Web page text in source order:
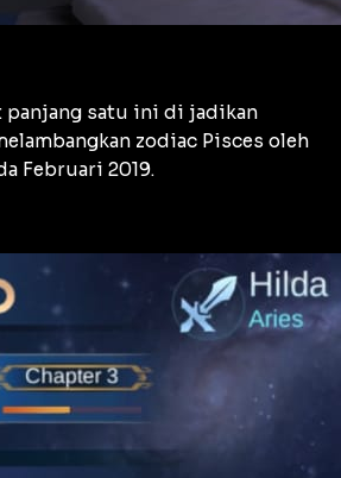
panjang satu ini di jadikan
zodiac Pisces oleh
Februari 2019.